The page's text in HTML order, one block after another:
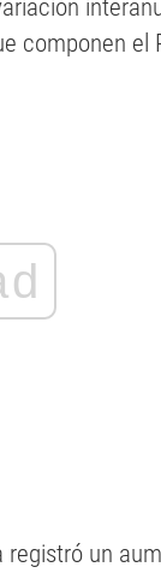
componen el
un